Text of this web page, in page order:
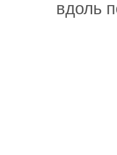
вдоль